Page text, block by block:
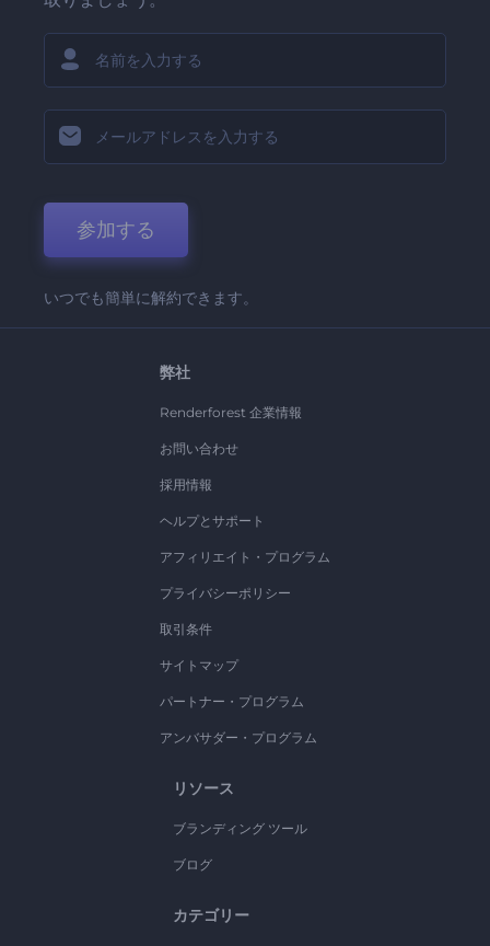
参加する
いつでも簡単に解約できます。
弊社
Renderforest 企業情報
お問い合わせ
採用情報
ヘルプとサポート
アフィリエイト・プログラム
プライバシーポリシー
取引条件
サイトマップ
パートナー・プログラム
アンバサダー・プログラム
リソース
ブランディング ツール
ブログ
カテゴリー